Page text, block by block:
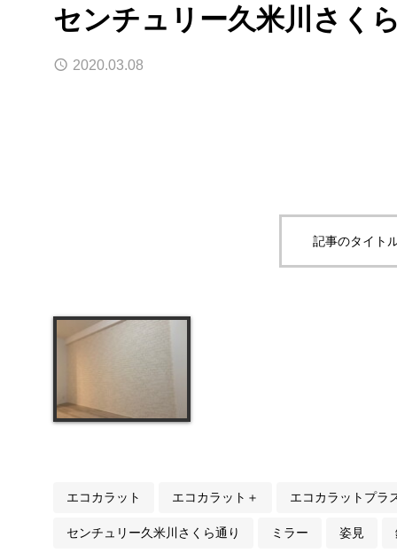
センチュリー久米川さく
2020.03.08
記事のタイト
エコカラット エコカラット＋ エコカラットプラ
センチュリー久米川さくら通り ミラー 姿見